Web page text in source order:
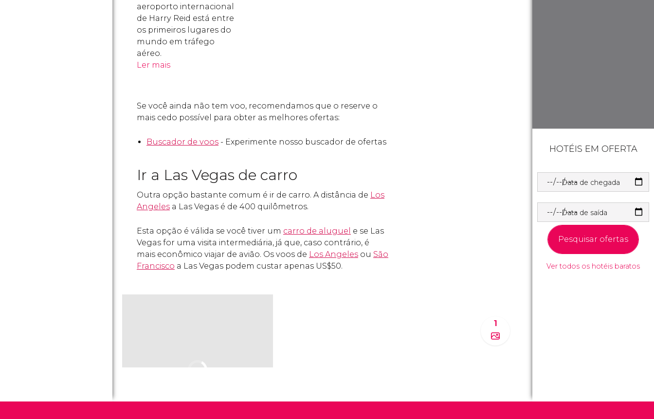
aeroporto internacional
de Harry Reid está entre
os primeiros lugares do
mundo em tráfego
aéreo.
Ler mais
Se você ainda não tem voo, recomendamos que o reserve o
mais cedo possível para obter as melhores ofertas:
Buscador de voos - Experimente nosso buscador de ofertas
Ir a Las Vegas de carro
Outra opção bastante comum é ir de carro. A distância de Los
Angeles a Las Vegas é de 400 quilômetros.
Esta opção é válida se você tiver um carro de aluguel e se Las
Vegas for uma visita intermediária, já que, caso contrário, é
mais econômico viajar de avião. Os voos de Los Angeles ou São
Francisco a Las Vegas podem custar apenas US$50.
1
HOTÉIS EM OFERTA
Data de chegada
Data de saída
Pesquisar ofertas
Ver todos os hotéis baratos